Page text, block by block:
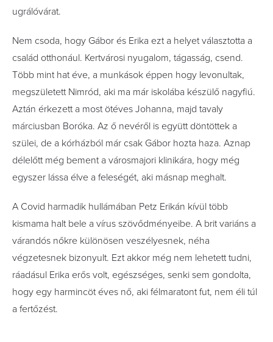
ugrálóvárat.
Nem csoda, hogy Gábor és Erika ezt a helyet választotta a
család otthonául. Kertvárosi nyugalom, tágasság, csend.
Több mint hat éve, a munkások éppen hogy levonultak,
megszületett Nimród, aki ma már iskolába készülő nagyfiú.
Aztán érkezett a most ötéves Johanna, majd tavaly
márciusban Boróka. Az ő nevéről is együtt döntöttek a
szülei, de a kórházból már csak Gábor hozta haza. Aznap
délelőtt még bement a városmajori klinikára, hogy még
egyszer lássa élve a feleségét, aki másnap meghalt.
A Covid harmadik hullámában Petz Erikán kívül több
kismama halt bele a vírus szövődményeibe. A brit variáns a
várandós nőkre különösen veszélyesnek, néha
végzetesnek bizonyult. Ezt akkor még nem lehetett tudni,
ráadásul Erika erős volt, egészséges, senki sem gondolta,
hogy egy harmincöt éves nő, aki félmaratont fut, nem éli túl
a fertőzést.